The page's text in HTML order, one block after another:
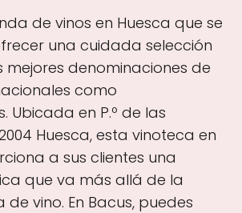
de vinos en Huesca que se
una cuidada selección
mejores denominaciones de
como
Ubicada en P.º de las
Huesca, esta vinoteca en
a sus clientes una
que va más allá de la
vino. En Bacus, puedes